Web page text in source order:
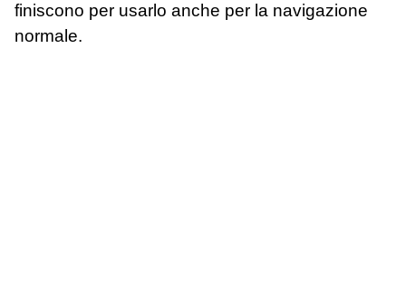
finiscono per usarlo anche per la navigazione
normale.